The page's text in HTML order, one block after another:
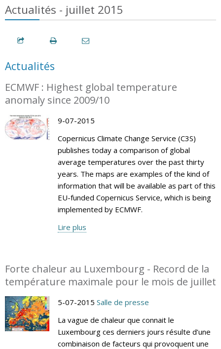
Actualités - juillet 2015
Actualités
ECMWF : Highest global temperature
anomaly since 2009/10
9-07-2015
Copernicus Climate Change Service (C3S)
publishes today a comparison of global
average temperatures over the past thirty
years. The maps are examples of the kind of
information that will be available as part of this
EU-funded Copernicus Service, which is being
implemented by ECMWF.
Lire plus
Forte chaleur au Luxembourg - Record de la
température maximale pour le mois de juillet
5-07-2015 Salle de presse
La vague de chaleur que connait le
Luxembourg ces derniers jours résulte d’une
combinaison de facteurs qui provoquent une